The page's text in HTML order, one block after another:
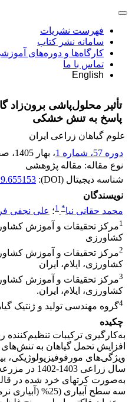
فهرست نشریات
سامانه نشر کتاب
کارگاه‌ها و دوره‌های
تماس با ما
English
تأثیر محلول‌پاشی برون‌زاد
پاسخ به تنش خشکی
علوم گیاهان زراعی ایران
دوره 57، شماره 1
، بهار 1405 ،
نوع مقاله: مقاله پژوهشی
شناسه دیجیتال (DOI):
نویسندگان
محمد حقانی نیا*
1؛ علی نجفی فر
1مرکز تحقیقات و آموزش
کشاورزی
2مرکز تحقیقات و آموزش
کشاورزی، ایلام، ایران
3مرکز تحقیقات و آموزش
کشاورزی، ایلام، ایران.
4گروه مهندسی تولید و ژنتیک
چکیده
افزایش تحمل گیاهان به
ویژگی‌های مورفوفیزیولوژیکی،
سال زراعی
به‌صورت کرت­های خرد شده در